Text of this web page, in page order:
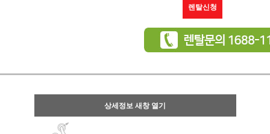
렌탈신청
상세정보 새창 열기